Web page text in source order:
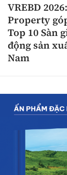
VREBD
Property
Top 10 Sàn
động sản
Nam